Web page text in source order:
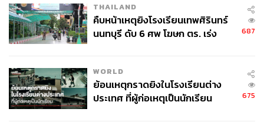
THAILAND
คืบหน้าเหตุยิงโรงเรียนเทพศิรินทร์
นนทบุรี ดับ 6 ศพ โฆษก ตร. เร่ง
687
WORLD
ย้อนเหตุกราดยิงในโรงเรียนต่าง
ประเทศ ที่ผู้ก่อเหตุเป็นนักเรียน
675